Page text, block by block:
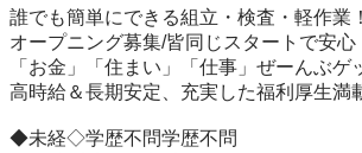
誰でも簡単にできる組立・検査・軽作業！
オープニング募集/皆同じスタート
「お金」「住まい」「仕事」ぜ
高時給＆長期安定、充実した福利厚生
◆未経◇学歴不問学歴不問